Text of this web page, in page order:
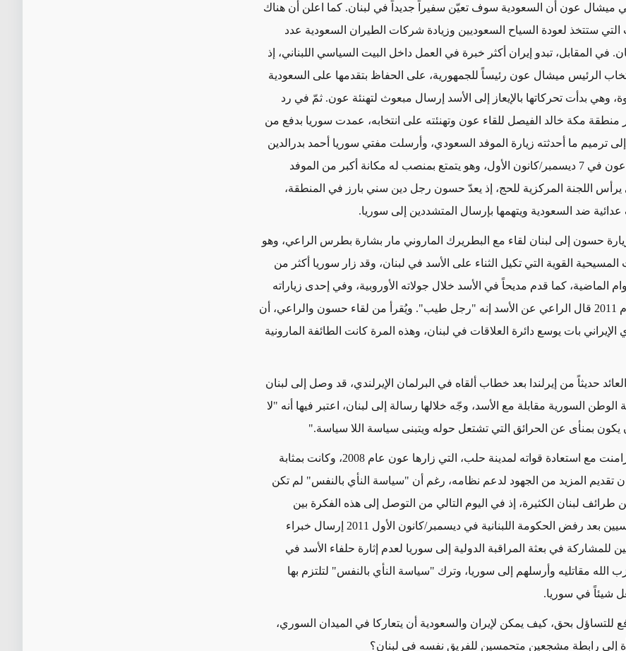
ميشال عون أن السعودية سوف تعيّن سفيراً جديداً في لبنان. كما اعلن أن هناك
ستتخذ لعودة السياح السعوديين وزيادة شركات الطيران السعودية عدد
في المقابل، تبدو إيران أكثر خبرة في العمل داخل البيت السياسي اللبناني، إذ
الرئيس ميشال عون رئيساً للجمهورية، على الحفاظ بتقدمها على السعودية
وهي بدأت تحركاتها بالإيعاز إلى الأسد إرسال مبعوث لتهنئة عون. ثمّ في رد
منطقة مكة خالد الفيصل للقاء عون وتهنئته على انتخابه، عمدت سوريا بدفع من
ترميم ما أحدثته زيارة الموفد السعودي، وأرسلت مفتي سوريا أحمد بدرالدين
حسّون لزيارة عون في 7 ديسمبر/كانون الأول، وهو يتمتع بمنصب له مكانة أكبر من الموفد
يرأس اللجنة المركزية للحج، إذ يعدّ حسون رجل دين سني بارز في المنطقة،
ضد السعودية ويتهمها بإرسال المتشددين إلى سوريا.
حسون إلى لبنان لقاء مع البطريرك الماروني مار بشارة بطرس الراعي، وهو
القوية التي تكيل الثناء على الأسد في لبنان، وقد زار سوريا أكثر من
الماضية، كما قدم مديحاً في الأسد خلال جولاته الأوروبية، وفي إحدى زياراته
إلى الإليزيه عام 2011 قال الراعي عن الأسد إنه "رجل طيب". ويُقرأ من لقاء حسون والراعي، أن
الإيراني بات يوسع دائرة العلاقات في لبنان، وهذه المرة كانت الطائفة المارونية
حديثاً من إيرلندا بعد خطاب ألقاه في البرلمان الإيرلندي، قد وصل إلى لبنان
السورية مقابلة مع الأسد، وجّه خلالها رسالة إلى لبنان، اعتبر فيها أنه "لا
يكون بمنأى عن الحرائق التي تشتعل حوله ويتبنى سياسة اللا سياسة."
رسالة الأسد تزامنت مع استعادة قواته لمدينة حلب، التي زارها عون عام 2008، وكانت بمثابة
تقديم المزيد من الجهود لدعم نظامه، رغم أن "سياسة النأي بالنفس" لم تكن
لبنان الكثيرة، إذ في اليوم التالي من التوصل إلى هذه الفكرة بين
الأفرقاء السياسيين بعد رفض الحكومة اللبنانية في ديسمبر/كانون الأول 2011 إرسال خبراء
للمشاركة في بعثة المراقبة الدولية إلى سوريا لعدم إثارة حلفاء الأسد في
الله مقاتليه وأرسلهم إلى سوريا، وترك "سياسة النأي بالنفس" لتلتزم بها
شيئاً في سوريا.
للتساؤل بحق، كيف يمكن لإيران والسعودية أن يتعاركا في الميدان السوري،
إلى رابطة مشجعين متحمسين للفريق نفسه في لبنان؟